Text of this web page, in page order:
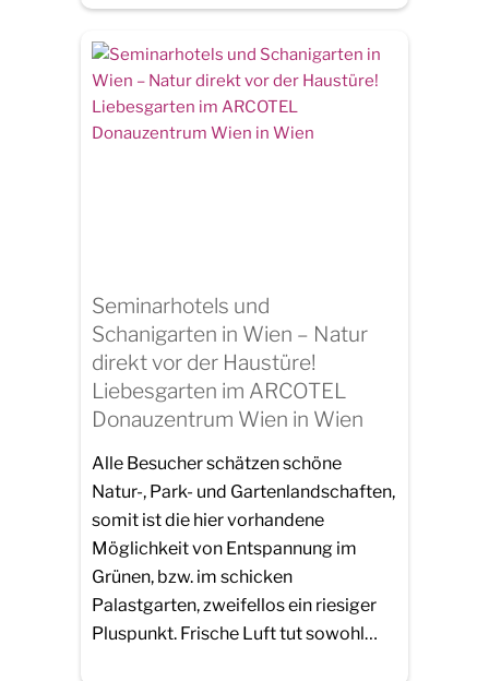
Seminarhotels und
Schanigarten in Wien – Natur
direkt vor der Haustüre!
Liebesgarten im ARCOTEL
Donauzentrum Wien in Wien
Alle Besucher schätzen schöne
Natur-, Park- und Gartenlandschaften,
somit ist die hier vorhandene
Möglichkeit von Entspannung im
Grünen, bzw. im schicken
Palastgarten, zweifellos ein riesiger
Pluspunkt. Frische Luft tut sowohl…